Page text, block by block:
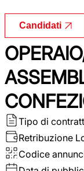
Candidati
Tipo di
Retribuzione
Codice